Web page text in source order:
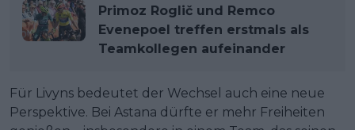
Primoz Roglič und Remco
Evenepoel treffen erstmals als
Teamkollegen aufeinander
Für Livyns bedeutet der Wechsel auch eine neue
Perspektive. Bei Astana dürfte er mehr Freiheiten